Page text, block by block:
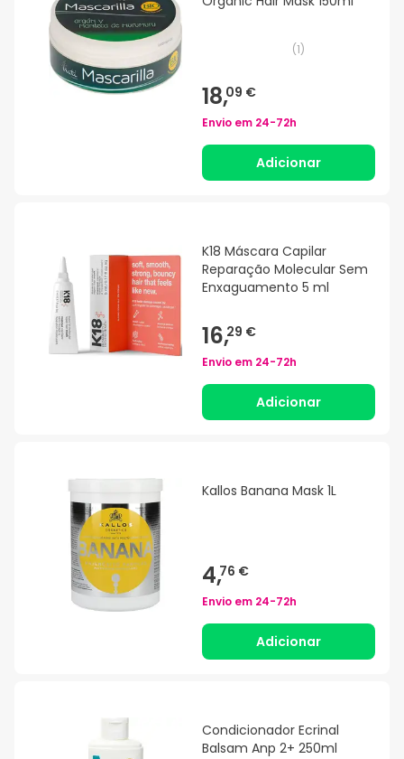
(1)
18,09 €
Envio em 24-72h
Adicionar
K18 Máscara Capilar
Reparação Molecular Sem
Enxaguamento 5 ml
16,29 €
Envio em 24-72h
Adicionar
Kallos Banana Mask 1L
4,76 €
Envio em 24-72h
Adicionar
Condicionador Ecrinal
Balsam Anp 2+ 250ml